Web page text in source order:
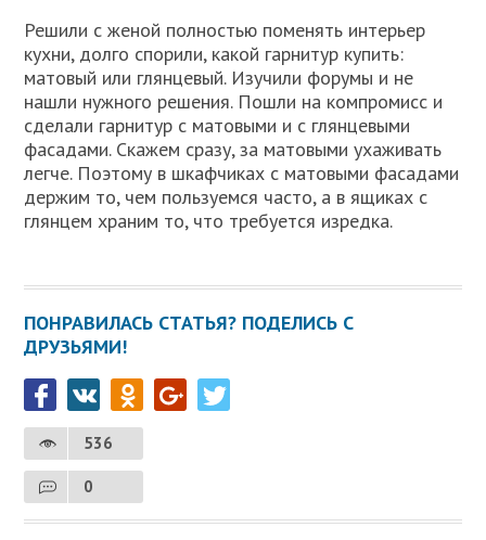
Решили с женой полностью поменять интерьер
кухни, долго спорили, какой гарнитур купить:
матовый или глянцевый. Изучили форумы и не
нашли нужного решения. Пошли на компромисс и
сделали гарнитур с матовыми и с глянцевыми
фасадами. Скажем сразу, за матовыми ухаживать
легче. Поэтому в шкафчиках с матовыми фасадами
держим то, чем пользуемся часто, а в ящиках с
глянцем храним то, что требуется изредка.
ПОНРАВИЛАСЬ СТАТЬЯ? ПОДЕЛИСЬ С
ДРУЗЬЯМИ!
536
0